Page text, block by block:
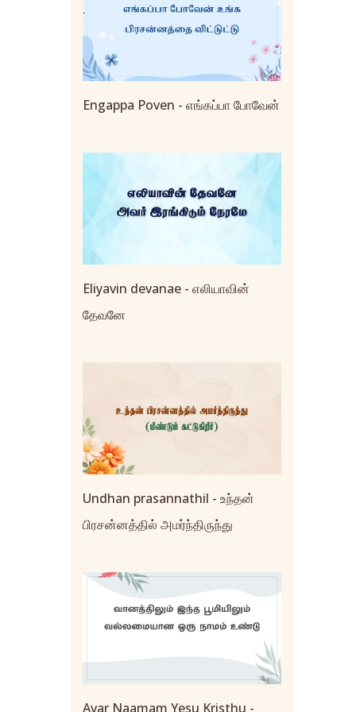
Engappa Poven - எங்கப்பா போவேன்
Eliyavin devanae - எலியாவின்
தேவனே
Undhan prasannathil - உந்தன்
பிரசன்னத்தில் அமர்ந்திருந்து
Avar Naamam Yesu Kristhu -